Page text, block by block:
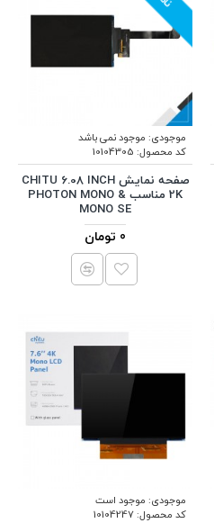
موجودی: موجود نمی باشد
کد محصول: 10104305
صفحه نمایش CHITU 6.08 INCH
2K مناسب PHOTON MONO &
MONO SE
0 تومان
موجودی: موجود است
کد محصول:10104247